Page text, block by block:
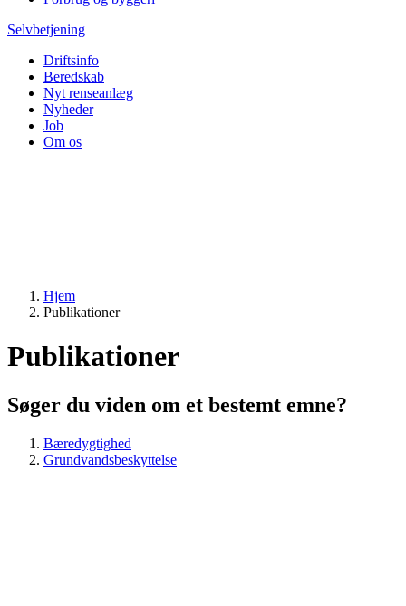
Selvbetjening
Driftsinfo
Beredskab
Nyt renseanlæg
Nyheder
Job
Om os
Hjem
Publikationer
Publikationer
Søger du viden om et bestemt emne?
Bæredygtighed
Grundvandsbeskyttelse